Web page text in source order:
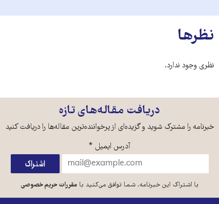
نظرها
نظری وجود ندارد.
دریافت مقاله‌های تازه
خبرنامه را مشترک شوید و گزیده‌ای از پرخواننده‌ترین مقاله‌ها را دریافت کنید
آدرس ایمیل *
با اشتراک این خبرنامه، شما توافق می‌کنید بامقررات حریم خصوصی